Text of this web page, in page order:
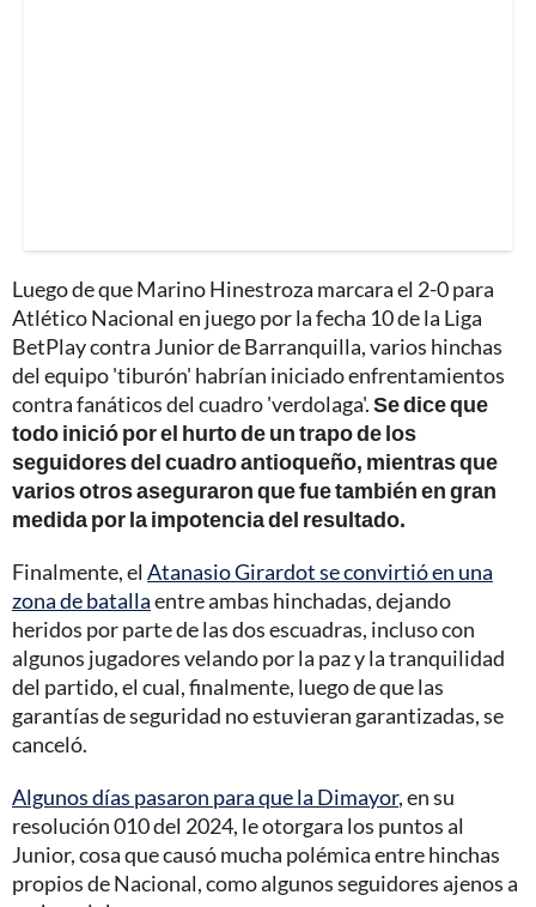
Luego de que Marino Hinestroza marcara el 2-0 para
Atlético Nacional en juego por la fecha 10 de la Liga
BetPlay contra Junior de Barranquilla, varios hinchas
del equipo 'tiburón' habrían iniciado enfrentamientos
contra fanáticos del cuadro 'verdolaga'.Se dice que
todo inició por el hurto de un trapo de los
seguidores del cuadro antioqueño, mientras que
varios otros aseguraron que fue también en gran
medida por la impotencia del resultado.
Finalmente, el Atanasio Girardot se convirtió en una
zona de batallaentre ambas hinchadas, dejando
heridos por parte de las dos escuadras, incluso con
algunos jugadores velando por la paz y la tranquilidad
del partido, el cual, finalmente, luego de que las
garantías de seguridad no estuvieran garantizadas, se
canceló.
Algunos días pasaron para que la Dimayor, en su
resolución 010 del 2024, le otorgara los puntos al
Junior, cosa que causó mucha polémica entre hinchas
propios de Nacional, como algunos seguidores ajenos a